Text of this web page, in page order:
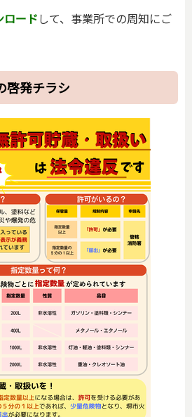
ロードして、事業所での周知にご
啓発チラシ